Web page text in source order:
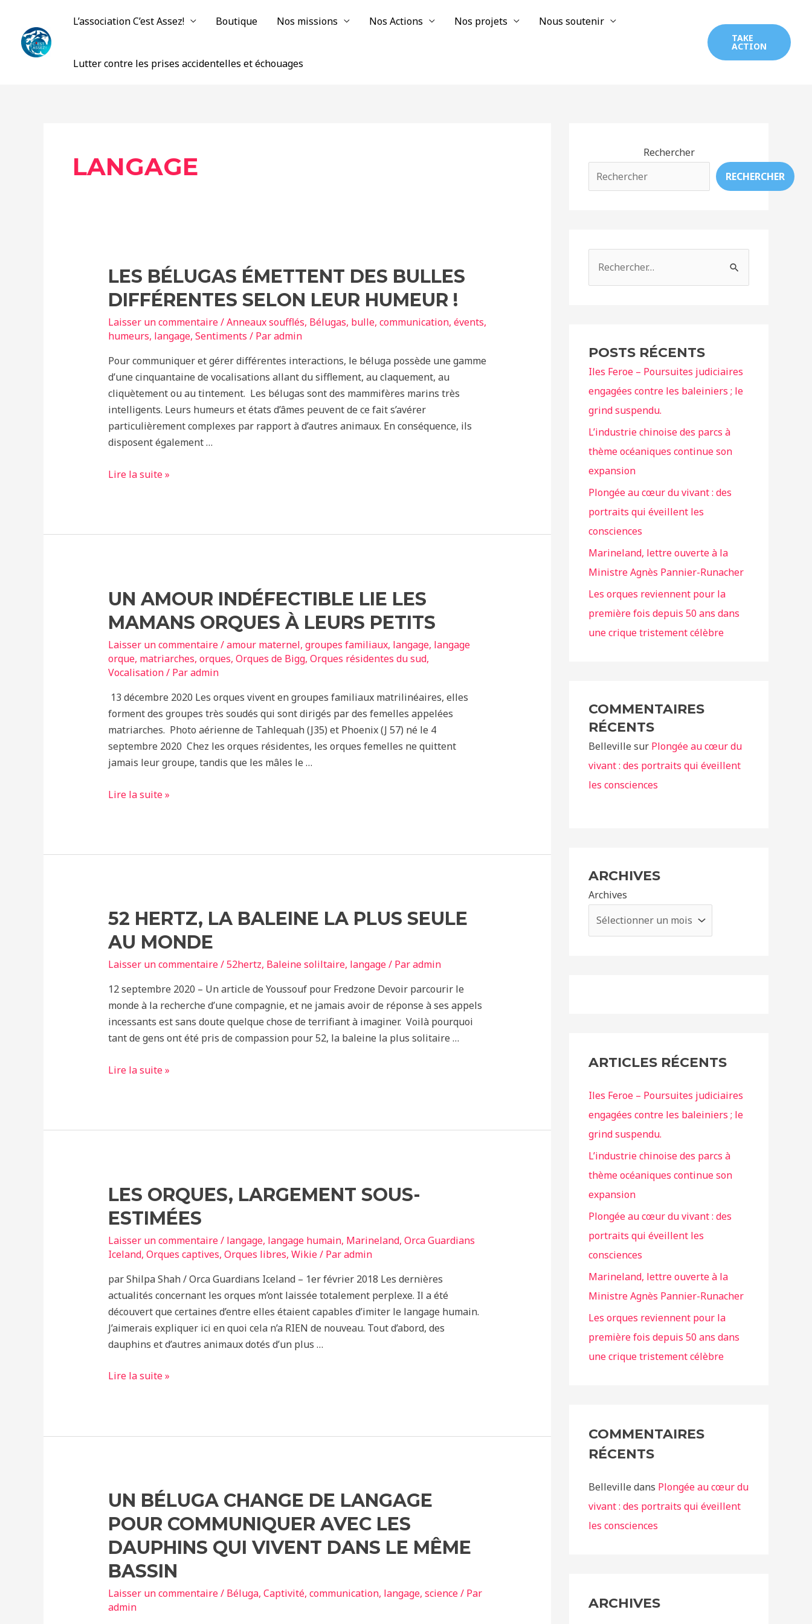
contenu
L’association C’est Assez! Boutique Nos missions Nos Actions Nos projets Nous soutenir
Lutter contre les prises accidentelles et échouages
TAKE
ACTION
LANGAGE
LES BÉLUGAS ÉMETTENT DES BULLES
DIFFÉRENTES SELON LEUR HUMEUR !
Laisser un commentaire/Anneaux soufflés, Bélugas, bulle, communication, évents,
humeurs, langage, Sentiments / Paradmin
Pour communiquer et gérer différentes interactions, le béluga possède une gamme
d’une cinquantaine de vocalisations allant du sifflement, au claquement, au
cliquètement ou au tintement. Les bélugas sont des mammifères marins très
intelligents. Leurs humeurs et états d’âmes peuvent de ce fait s’avérer
particulièrement complexes par rapport à d’autres animaux. En conséquence, ils
disposent également …
Les
bulles
humeur
Lire la suite »
UN AMOUR INDÉFECTIBLE LIE LES
MAMANS ORQUES À LEURS PETITS
Laisser un commentaire/amour maternel, groupes familiaux, langage, langage
orque, matriarches, orques, Orques de Bigg, Orques résidentes du sud,
Vocalisation/ Paradmin
13 décembre 2020 Les orques vivent en groupes familiaux matrilinéaires, elles
forment des groupes très soudés qui sont dirigés par des femelles appelées
matriarches. Photo aérienne de Tahlequah (J35) et Phoenix (J 57) né le 4
septembre 2020 Chez les orques résidentes, les orques femelles ne quittent
jamais leur groupe, tandis que les mâles le …
Un
les
leurs
petits
Lire la suite »
52 HERTZ, LA BALEINE LA PLUS SEULE
AU MONDE
Laisser un commentaire/52hertz, Baleine soliltaire, langage/ Paradmin
12 septembre 2020 – Un article de Youssouf pour Fredzone Devoir parcourir le
monde à la recherche d’une compagnie, et ne jamais avoir de réponse à ses appels
incessants est sans doute quelque chose de terrifiant à imaginer. Voilà pourquoi
tant de gens ont été pris de compassion pour 52, la baleine la plus solitaire …
52
la
monde
Lire la suite »
LES ORQUES, LARGEMENT SOUS-
ESTIMÉES
Laisser un commentaire/ langage, langage humain, Marineland, Orca Guardians
Iceland, Orques captives, Orques libres, Wikie/ Paradmin
par Shilpa Shah / Orca Guardians Iceland – 1er février 2018 Les dernières
actualités concernant les orques m’ont laissée totalement perplexe. Il a été
découvert que certaines d’entre elles étaient capables d’imiter le langage humain.
J’aimerais expliquer ici en quoi cela n’a RIEN de nouveau. Tout d’abord, des
dauphins et d’autres animaux dotés d’un plus …
Les
estimées
Lire la suite »
UN BÉLUGA CHANGE DE LANGAGE
POUR COMMUNIQUER AVEC LES
DAUPHINS QUI VIVENT DANS LE MÊME
BASSIN
Laisser un commentaire/ Béluga, Captivité, communication, langage, science/ Par
admin
Rechercher
RECHERCHER
r
c
h
e
r
:
POSTS RÉCENTS
Iles Feroe – Poursuites judiciaires
engagées contre les baleiniers ; le
grind suspendu.
L’industrie chinoise des parcs à
thème océaniques continue son
expansion
Plongée au cœur du vivant : des
portraits qui éveillent les
consciences
Marineland, lettre ouverte à la
Ministre Agnès Pannier-Runacher
Les orques reviennent pour la
première fois depuis 50 ans dans
une crique tristement célèbre
COMMENTAIRES
RÉCENTS
Belleville sur Plongée au cœur du
vivant : des portraits qui éveillent
les consciences
ARCHIVES
Archives
ARTICLES RÉCENTS
Iles Feroe – Poursuites judiciaires
engagées contre les baleiniers ; le
grind suspendu.
L’industrie chinoise des parcs à
thème océaniques continue son
expansion
Plongée au cœur du vivant : des
portraits qui éveillent les
consciences
Marineland, lettre ouverte à la
Ministre Agnès Pannier-Runacher
Les orques reviennent pour la
première fois depuis 50 ans dans
une crique tristement célèbre
COMMENTAIRES
RÉCENTS
Belleville dans Plongée au cœur du
vivant : des portraits qui éveillent
les consciences
ARCHIVES